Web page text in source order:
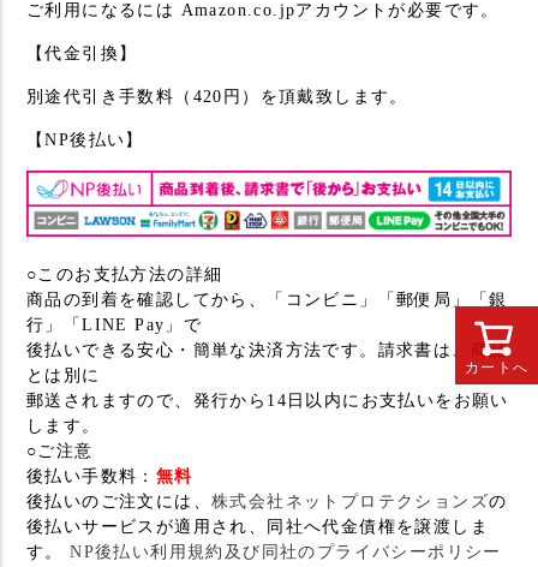
カートへ
ご利用になるには Amazon.co.jpアカウントが必要です。
【代金引換】
別途代引き手数料（420円）を頂戴致します。
【NP後払い】
○このお支払方法の詳細
商品の到着を確認してから、「コンビニ」「郵便局」「銀
行」「LINE Pay」で
後払いできる安心・簡単な決済方法です。請求書は、商品
とは別に
郵送されますので、発行から14日以内にお支払いをお願い
します。
○ご注意
後払い手数料： 無料
後払いのご注文には、 株式会社ネットプロテクションズの
後払いサービスが適用され、同社へ代金債権を譲渡しま
す。NP後払い利用規約及び同社のプライバシーポリシー